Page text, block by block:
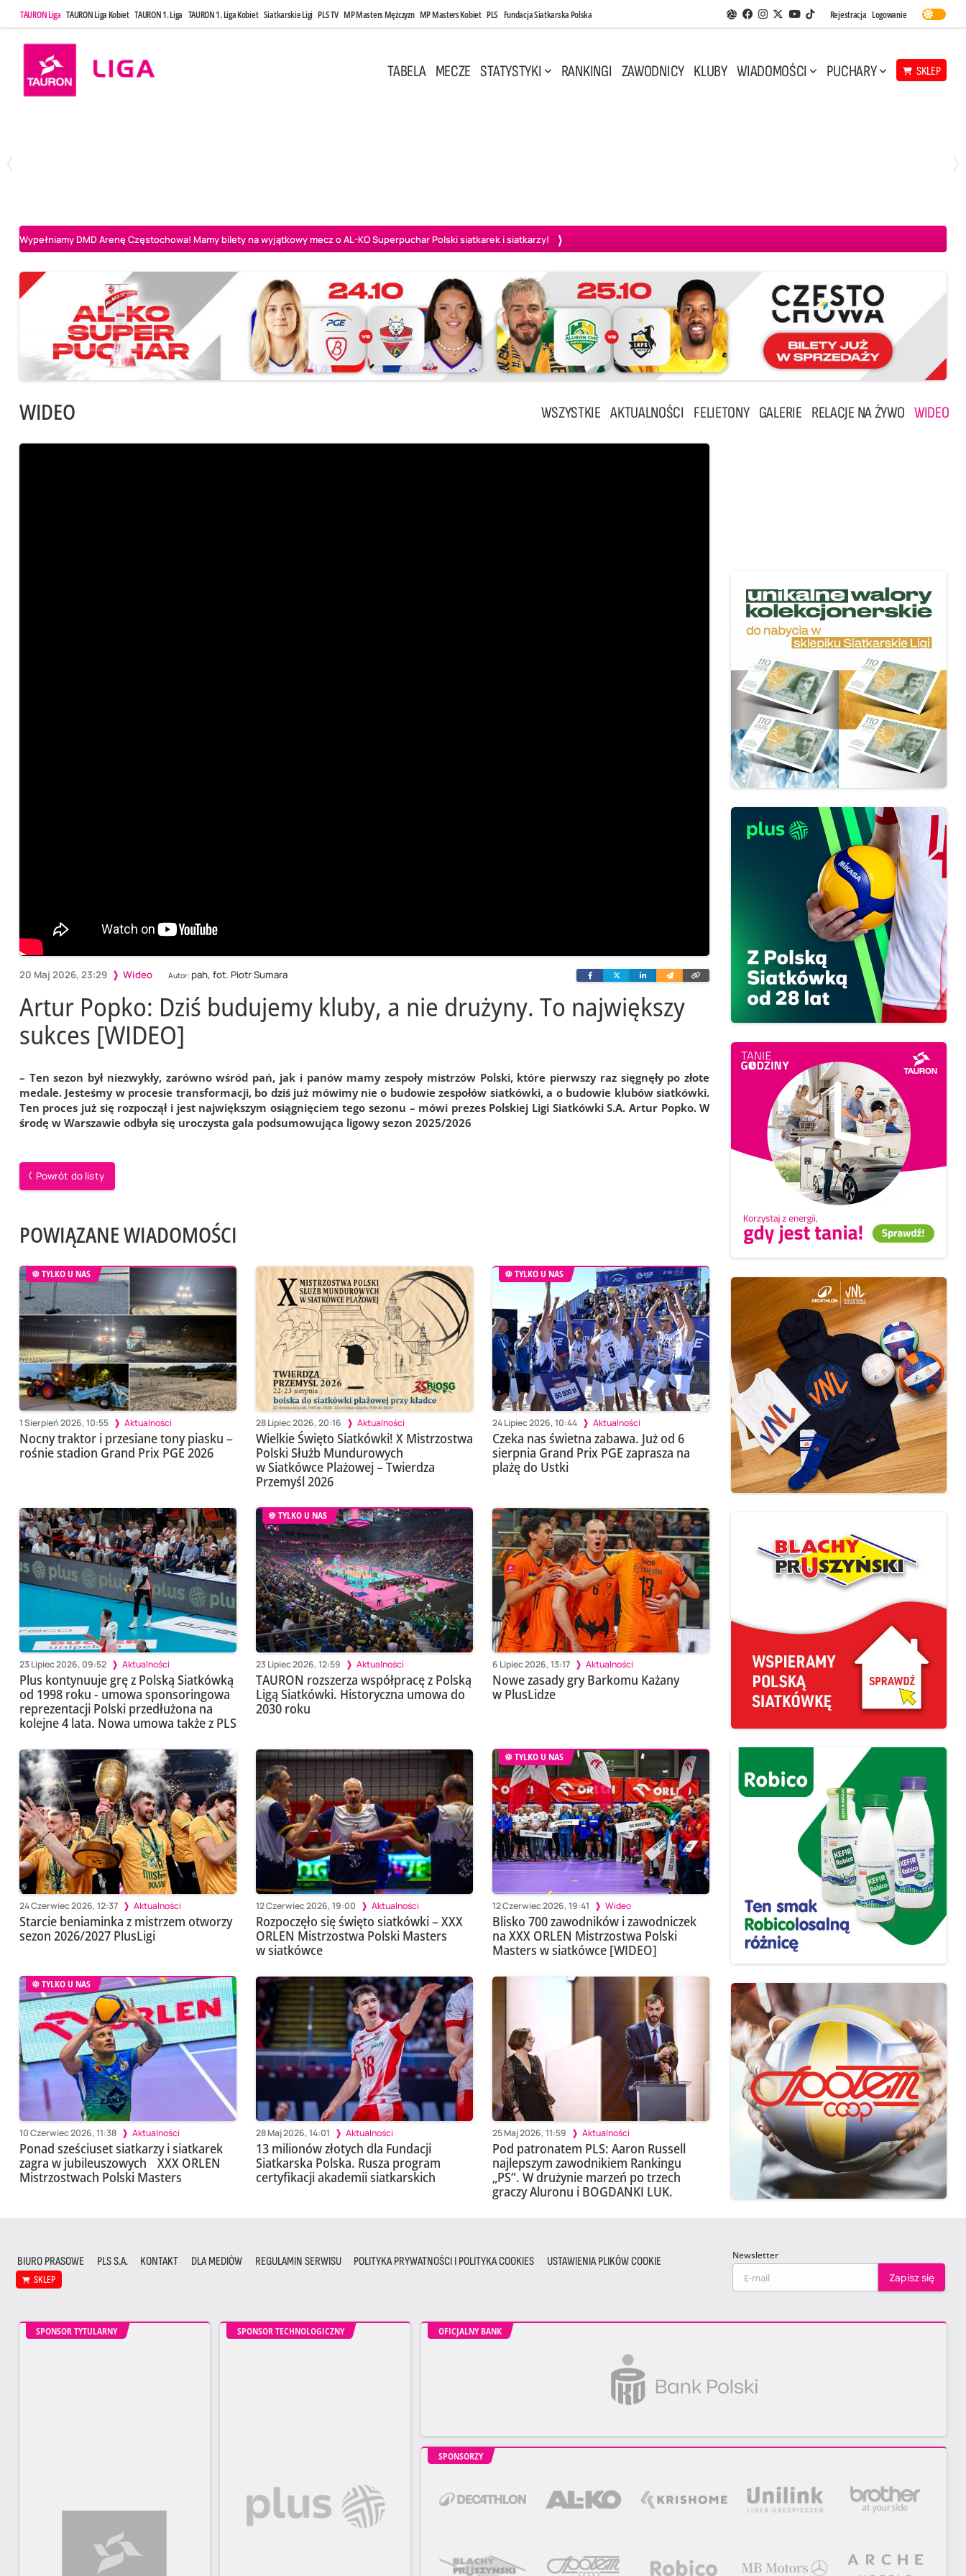
TAURON Liga TAURON Liga Kobiet TAURON 1. Liga TAURON 1. Liga Kobiet Siatkarskie Ligi PLS TV MP Masters Mężczyzn MP Masters Kobiet PLS Fundacja Siatkarska Polska Aplikacja Siatkarskie Ligi
Facebook
Instagram
Twitter
Youtube
TikTok
Rejestracja Logowanie
TABELA MECZE STATYSTYKI RANKINGI ZAWODNICY KLUBY WIADOMOŚCI PUCHARY SKLEP
Wypełniamy DMD Arenę Częstochowa! Mamy bilety na wyjątkowy mecz o AL-KO Superpuchar Polski siatkarek i siatkarzy!
WIDEO WSZYSTKIE AKTUALNOŚCI FELIETONY GALERIE RELACJE NA ŻYWO WIDEO
20 Maj 2026, 23:29 Wideo Autor: pah, fot. Piotr Sumara FacebookTwitterLinkedinWyślij
e-
link
Artur Popko: Dziś budujemy kluby, a nie drużyny. To największy
sukces [WIDEO]
– Ten sezon był niezwykły, zarówno wśród pań, jak i panów mamy zespoły mistrzów Polski, które pierwszy raz sięgnęły po złote
medale. Jesteśmy w procesie transformacji, bo dziś już mówimy nie o budowie zespołów siatkówki, a o budowie klubów siatkówki.
Ten proces już się rozpoczął i jest największym osiągnięciem tego sezonu – mówi prezes Polskiej Ligi Siatkówki S.A. Artur Popko. W
środę w Warszawie odbyła się uroczysta gala podsumowująca ligowy sezon 2025/2026
Powrót do listy
POWIĄZANE WIADOMOŚCI
TYLKO U NAS
1 Sierpień 2026, 10:55 Aktualności
Nocny traktor i przesiane tony piasku –
rośnie stadion Grand Prix PGE 2026
28 Lipiec 2026, 20:16 Aktualności
Wielkie Święto Siatkówki! X Mistrzostwa
Polski Służb Mundurowych
w Siatkówce Plażowej – Twierdza
Przemyśl 2026
TYLKO U NAS
24 Lipiec 2026, 10:44 Aktualności
Czeka nas świetna zabawa. Już od 6
sierpnia Grand Prix PGE zaprasza na
plażę do Ustki
23 Lipiec 2026, 09:52 Aktualności
Plus kontynuuje grę z Polską Siatkówką
od 1998 roku - umowa sponsoringowa
reprezentacji Polski przedłużona na
kolejne 4 lata. Nowa umowa także z PLS
TYLKO U NAS
23 Lipiec 2026, 12:59 Aktualności
TAURON rozszerza współpracę z Polską
Ligą Siatkówki. Historyczna umowa do
2030 roku
6 Lipiec 2026, 13:17 Aktualności
Nowe zasady gry Barkomu Każany
w PlusLidze
24 Czerwiec 2026, 12:37 Aktualności
Starcie beniaminka z mistrzem otworzy
sezon 2026/2027 PlusLigi
12 Czerwiec 2026, 19:00 Aktualności
Rozpoczęło się święto siatkówki – XXX
ORLEN Mistrzostwa Polski Masters
w siatkówce
TYLKO U NAS
12 Czerwiec 2026, 19:41 Wideo
Blisko 700 zawodników i zawodniczek
na XXX ORLEN Mistrzostwa Polski
Masters w siatkówce [WIDEO]
TYLKO U NAS
10 Czerwiec 2026, 11:38 Aktualności
Ponad sześciuset siatkarzy i siatkarek
zagra w jubileuszowych XXX ORLEN
Mistrzostwach Polski Masters
28 Maj 2026, 14:01 Aktualności
13 milionów złotych dla Fundacji
Siatkarska Polska. Rusza program
certyfikacji akademii siatkarskich
25 Maj 2026, 11:59 Aktualności
Pod patronatem PLS: Aaron Russell
najlepszym zawodnikiem Rankingu
„PS”. W drużynie marzeń po trzech
graczy Aluronu i BOGDANKI LUK.
BIURO PRASOWE PLS S.A. KONTAKT DLA MEDIÓW REGULAMIN SERWISU POLITYKA PRYWATNOŚCI I POLITYKA COOKIES USTAWIENIA PLIKÓW COOKIE
SKLEP
Newsletter
SPONSOR TYTULARNY SPONSOR TECHNOLOGICZNY OFICJALNY BANK
SPONSORZY